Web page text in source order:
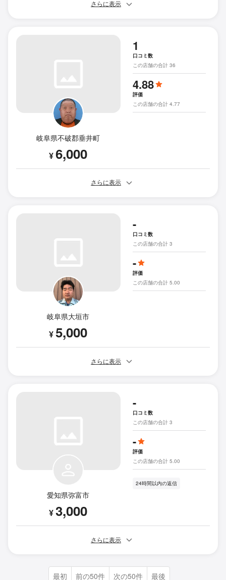
さらに表示
岐阜県不破郡垂井町
¥6,000
1
口コミ数
この店舗の合計 36
4.88
評価
この店舗の合計 4.77
さらに表示
岐阜県大垣市
¥5,000
-
口コミ数
この店舗の合計 3
-
評価
この店舗の合計 5.00
さらに表示
愛知県弥富市
¥3,000
-
口コミ数
この店舗の合計 3
-
評価
この店舗の合計 5.00
24時間以内の返信
さらに表示
最初 前の50件 次の50件 最後